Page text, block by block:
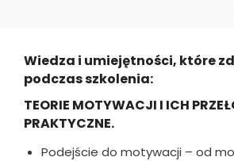
Wiedza i umiejętności, które
podczas szkolenia:
TEORIE MOTYWACJI I ICH
PRAKTYCZNE.
Podejście do motywacji – od